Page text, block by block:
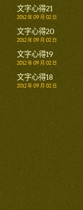
文字心得21
2012 年 09 月 02 日
文字心得20
2012 年 09 月 02 日
文字心得19
2012 年 09 月 02 日
文字心得18
2012 年 09 月 02 日